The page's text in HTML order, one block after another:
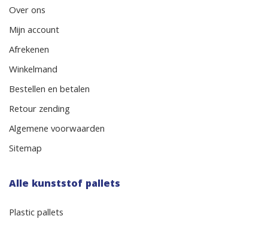
Over ons
Mijn account
Afrekenen
Winkelmand
Bestellen en betalen
Retour zending
Algemene voorwaarden
Sitemap
Alle kunststof pallets
Plastic pallets